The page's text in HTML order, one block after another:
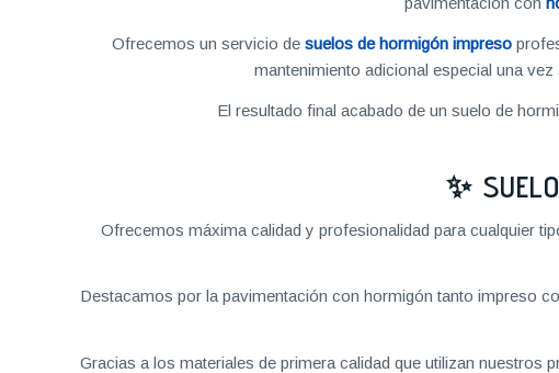
Ofrecemos un servicio de suelos de hormigón impreso
mantenimiento adicional especial una
El resultado final acabado de un suelo de
✨
Ofrecemos máxima calidad y profesionalidad para cualquier
Destacamos por la pavimentación con hormigón tanto impreso
Gracias a los materiales de primera calidad que utilizan